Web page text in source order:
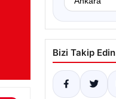
Bizi Takip Edin